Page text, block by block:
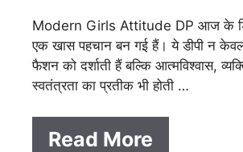
Modern Girls Attitude DP आज के
एक खास पहचान बन गई हैं। ये डीपी न
फैशन को दर्शाती हैं बल्कि आत्मविश्वास,
स्वतंत्रता का प्रतीक भी होती …
Read More